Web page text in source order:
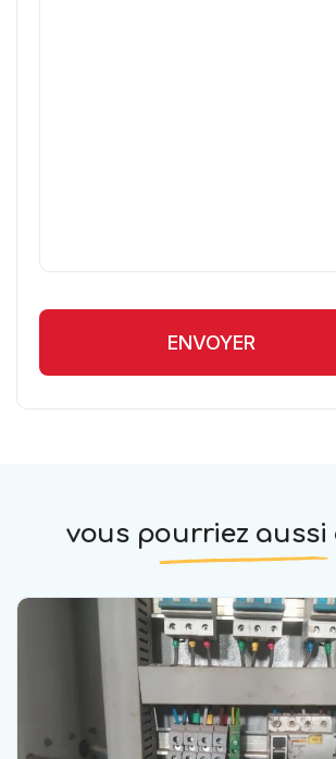
ENVOYER
vous pourriez aussi